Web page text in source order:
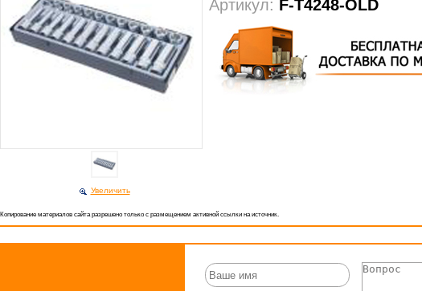
Увеличить
Артикул: F-T4248-OLD
Копирование материалов сайта разрешено только с размещением активной ссылки на источник.